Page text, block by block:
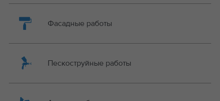
Фасадные работы
Пескоструйные работы